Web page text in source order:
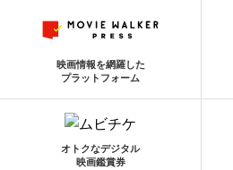
映画情報を網羅した
プラットフォーム
オトクなデジタル
映画鑑賞券